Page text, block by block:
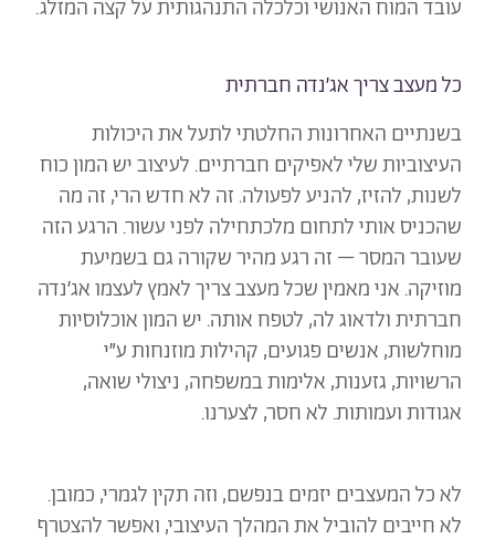
עובד המוח האנושי וכלכלה התנהגותית על קצה המזלג.
כל מעצב צריך אג׳נדה חברתית
בשנתיים האחרונות החלטתי לתעל את היכולות
העיצוביות שלי לאפיקים חברתיים. לעיצוב יש המון כוח
לשנות, להזיז, להניע לפעולה. זה לא חדש הרי, זה מה
שהכניס אותי לתחום מלכתחילה לפני עשור. הרגע הזה
שעובר המסר – זה רגע מהיר שקורה גם בשמיעת
מוזיקה. אני מאמין שכל מעצב צריך לאמץ לעצמו אג׳נדה
חברתית ולדאוג לה, לטפח אותה. יש המון אוכלוסיות
מוחלשות, אנשים פגועים, קהילות מוזנחות ע״י
הרשויות, גזענות, אלימות במשפחה, ניצולי שואה,
אגודות ועמותות. לא חסר, לצערנו.
לא כל המעצבים יזמים בנפשם, וזה תקין לגמרי, כמובן.
לא חייבים להוביל את המהלך העיצובי, ואפשר להצטרף